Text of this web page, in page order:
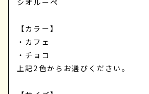
シオルーペ
【カラー】
・カフェ
・チョコ
上記2色からお選びください。